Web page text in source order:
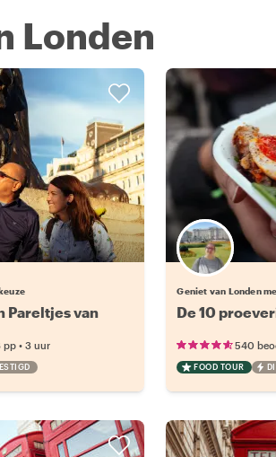
Londen
Pareltjes van
pp • 3 uur
Geniet van Londen
De 10
540
FOOD TOUR